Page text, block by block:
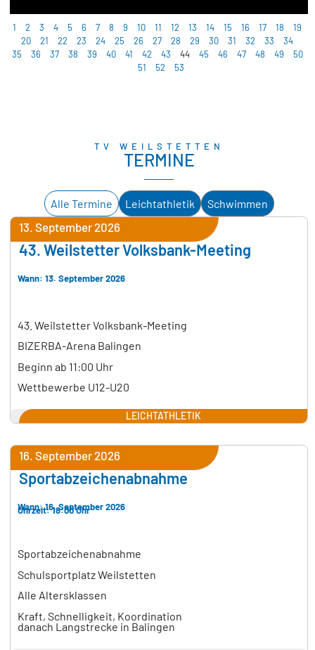
1 2 3 4 5 6 7 8 9 10 11 12 13 14 15 16 17 18
19
20
21 22 23 24 25 26 27 28 29 30 31 32 33
34
35
36 37 38 39 40 41 42 43 44 45 46 47 48 49
50
51
52 53
TV WEILSTETTEN
TERMINE
Leichtathletik Schwimmen
Alle Termine
13. September 2026
43. Weilstetter Volksbank-Meeting
Wann: 13. September 2026
43. Weilstetter Volksbank-Meeting
BIZERBA-Arena Balingen
Beginn ab 11:00 Uhr
Wettbewerbe U12-U20
LEICHTATHLETIK
16. September 2026
Sportabzeichenabnahme
Wann: 16. September 2026
Uhrzeit: 18:00 Uhr
Sportabzeichenabnahme
Schulsportplatz Weilstetten
Alle Altersklassen
Kraft, Schnelligkeit, Koordination
danach Langstrecke in Balingen